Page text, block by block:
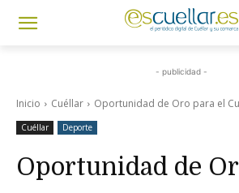
- publicidad -
Inicio Cuéllar Oportunidad de Oro para el
Cuéllar Deporte
Oportunidad de